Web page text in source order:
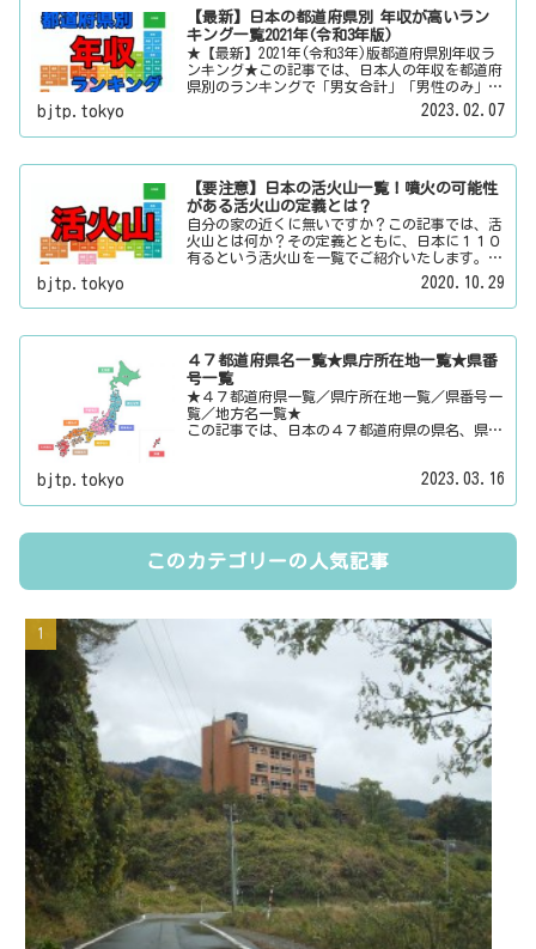
【最新】日本の都道府県別 年収が高いラン
キング一覧2021年(令和3年版)
★【最新】2021年(令和3年)版都道府県別年収ラ
ンキング★この記事では、日本人の年収を都道府
県別のランキングで「男女合計」「男性のみ」
「女性のみ」の３パターンでご紹介いたします。
また、月給と賞与（ボーナス）、平均年齢と平均
の勤続年数についても表示しています。
bjtp.tokyo 2023.02.07
【要注意】日本の活火山一覧！噴火の可能性
がある活火山の定義とは？
自分の家の近くに無いですか？この記事では、活
火山とは何か？その定義とともに、日本に１１０
有るという活火山を一覧でご紹介いたします。そ
の他にも、大日本観光新聞では、方言・お土産・
名物・観光スポット・デートスポット・パワース
ポット・心霊スポットなどの各都道府県の観光情
bjtp.tokyo 2020.10.29
４７都道府県名一覧★県庁所在地一覧★県番
号一覧
★４７都道府県一覧／県庁所在地一覧／県番号一
覧／地方名一覧★
この記事では、日本の４７都道府県の県名、県庁
のリンク先にはその地域に関する記事をご用意し
bjtp.tokyo 2023.03.16
このカテゴリーの人気記事